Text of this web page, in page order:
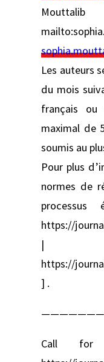
Les auteurs
du mois
français ou
maximal de
soumis au
Pour plus
normes de
https://
|
https://
] .
Call for